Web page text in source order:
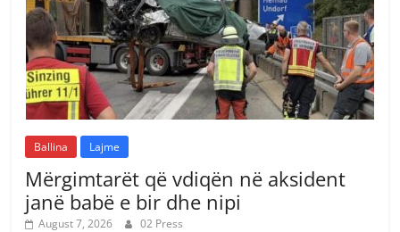
Ballina Lajme
Mërgimtarët që vdiqën në aksident
janë babë e bir dhe nipi
August 7, 2026 02 Press